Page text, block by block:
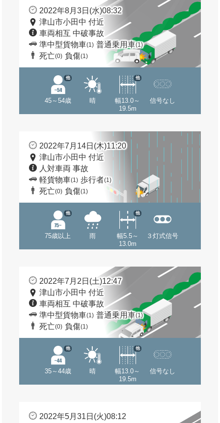
2022年8月3日(水)08:32
津山市小田中 付近
車両相互 中破事故
準中型貨物車(1) 普通乗用車(1)
死亡(0) 負傷(1)
45～54歳
他
晴
幅13.0～
19.5m
他
信号なし
2022年7月14日(木)11:20
津山市小田中 付近
人対車両 事故
軽貨物車(1) 歩行者(1)
死亡(0) 負傷(1)
75歳以上
他
雨
幅5.5～
13.0m
他
３灯式信号
2022年7月2日(土)12:47
津山市小田中 付近
車両相互 中破事故
準中型貨物車(1) 普通乗用車(1)
死亡(0) 負傷(1)
35～44歳
他
晴
幅13.0～
19.5m
他
信号なし
2022年5月31日(火)08:12